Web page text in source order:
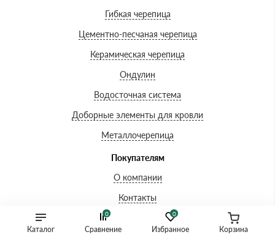
Каталог
0
Избранное
0
Сравнение Корзина
Гибкая черепица
Цементно-песчаная черепица
Керамическая черепица
Ондулин
Водосточная система
Доборные элементы для кровли
Металлочерепица
Покупателям
О компании
Контакты
Доставка и оплата